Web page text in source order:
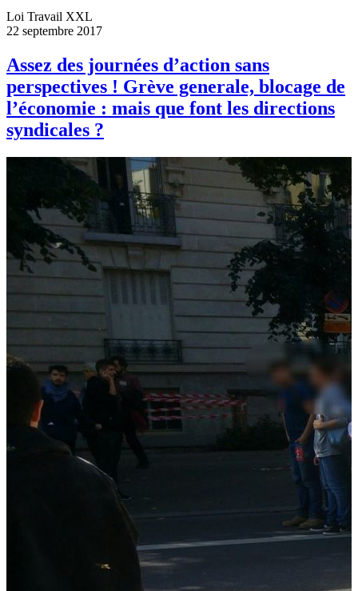
Loi Travail XXL
22 septembre 2017
Assez des journées d’action sans
perspectives ! Grève generale, blocage de
l’économie : mais que font les directions
syndicales ?